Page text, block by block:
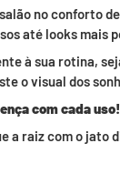
no conforto
até looks mais
à sua rotina,
o visual dos
com cada uso!
a raiz com o jato